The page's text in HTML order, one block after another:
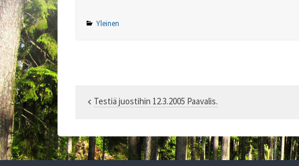
Yleinen
selaus
Testiä juostihin 12.3.2005 Paavalis.